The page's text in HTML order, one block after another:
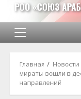
Перейти
содержимому
РОО «СОЮЗ
Основное
Главная
Новости
мираты вошли в
направлений